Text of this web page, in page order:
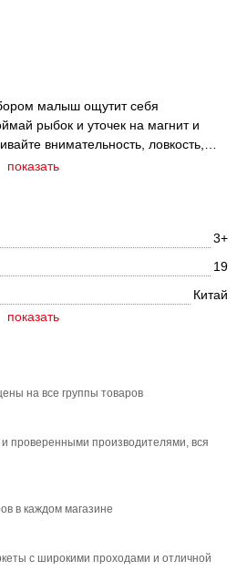
малыш ощутит себя
рыбок и уточек на магнит и
внимательность, ловкость,
воображение. Яркая,
Размер упаковки: 18*4*53 см.
показать
на все группы товаров
проверенными производителями, вся
в каждом магазине
с широкими проходами и отличной
3+
19
Китай